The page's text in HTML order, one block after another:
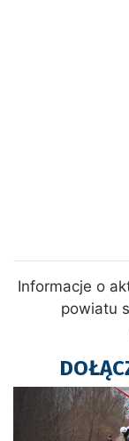
Informacje o
powiatu